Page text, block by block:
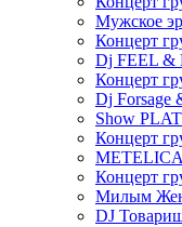
Мужское
Концерт
Dj FEEL &
Концерт
Dj Forsage
Show
Концерт
Концерт
Милым
DJ